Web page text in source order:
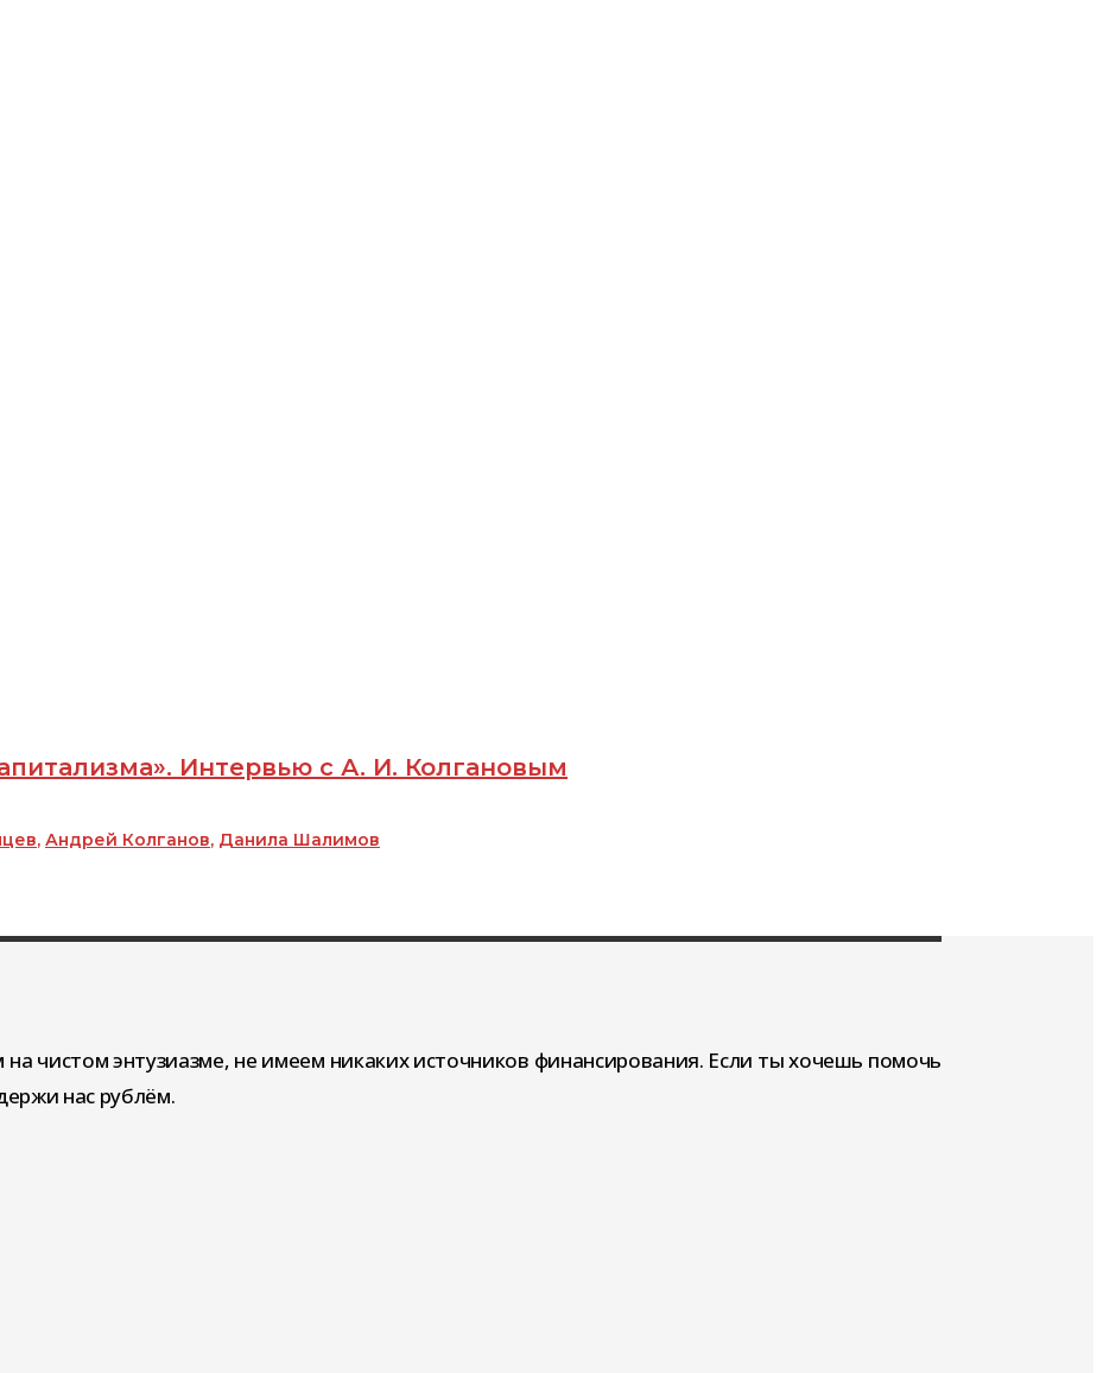
Интервью с А. И. Колгановым
, Андрей Колганов, Данила Шалимов
чистом энтузиазме, не имеем никаких источников финансирования. Если ты хочешь помочь
нас рублём.